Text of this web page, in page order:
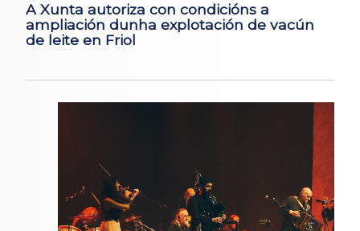
A Xunta autoriza con condicións a
ampliación dunha explotación de vacún
de leite en Friol